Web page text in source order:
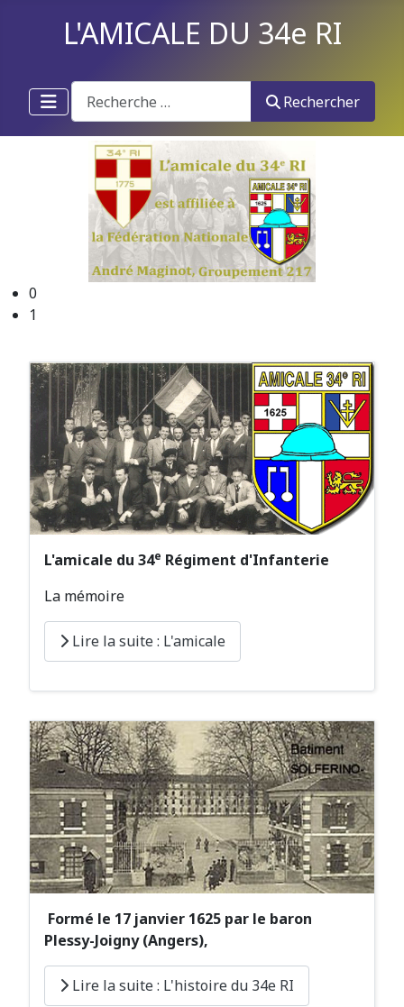
L'AMICALE DU 34e RI
Recherche
Rechercher
0
1
L'amicale du 34e Régiment d'Infanterie
La mémoire
Lire la suite : L'amicale
Formé le 17 janvier 1625 par le baron
Plessy-Joigny (Angers),
Lire la suite : L'histoire du 34e RI